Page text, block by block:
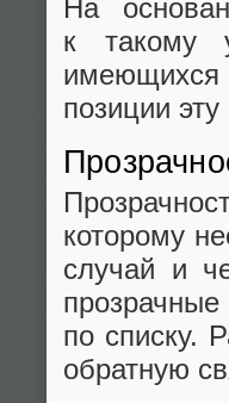
На
к такому
имеющихся
позиции
которому
случай и
по списку.
обратную